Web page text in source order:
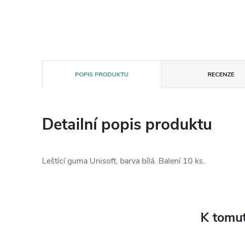
POPIS PRODUKTU RECENZE
Detailní popis produktu
Leštící guma Unisoft, barva bílá. Balení 10 ks.
K